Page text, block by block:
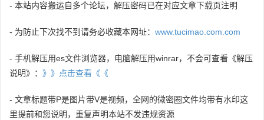
- 本站内容搬运自多个论坛，解压密码已在对应文章下载页注明
- 为防止下次找不到请务必收藏本网址： www.tucimao.com.com
- 手机解压用es文件浏览器，电脑解压用winrar，不会可查看《解压
说明》： 》》点击查看《《
- 文章标题带P是图片带V是视频，全网的微密圈文件均带有水印这
里提前和您说明，重复声明本站不发违规资源